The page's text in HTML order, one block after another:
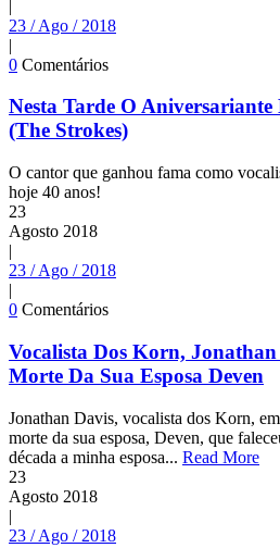
23 / Ago / 2018
|
0 Comentários
Nesta Tarde O
(The Strokes)
O cantor que ganhou fama como
hoje 40 anos!
23
Agosto 2018
|
23 / Ago / 2018
|
0 Comentários
Vocalista Dos Korn,
Morte Da Sua Esposa Deven
Jonathan Davis, vocalista dos Korn,
morte da sua esposa, Deven, que
década a minha esposa... Read More
23
Agosto 2018
|
23 / Ago / 2018